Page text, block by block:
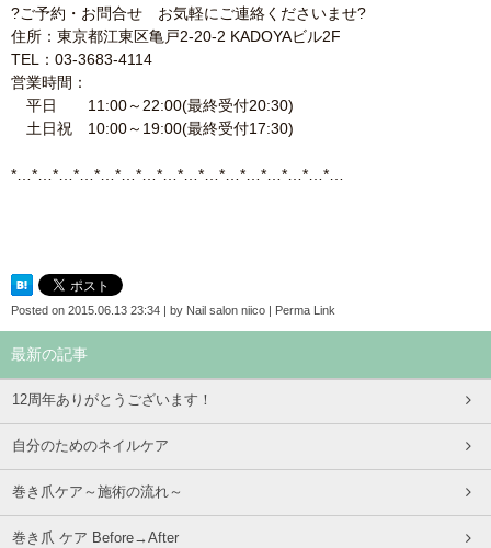
?ご予約・お問合せ お気軽にご連絡くださいませ?
住所：東京都江東区亀戸2-20-2 KADOYAビル2F
TEL：03-3683-4114
営業時間：
平日 11:00～22:00(最終受付20:30)
土日祝 10:00～19:00(最終受付17:30)
*…*…*…*…*…*…*…*…*…*…*…*…*…*…*…*…
Posted on 2015.06.13 23:34 | by Nail salon niico | Perma Link
最新の記事
12周年ありがとうございます！
自分のためのネイルケア
巻き爪ケア～施術の流れ～
巻き爪 ケア Before→After